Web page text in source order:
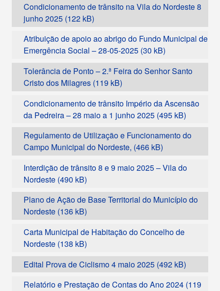
Condicionamento de trânsito na Vila do Nordeste 8
junho 2025
Atribuição de apoio ao abrigo do Fundo Municipal de
Emergência Social – 28-05-2025
Tolerância de Ponto – 2.ª Feira do Senhor Santo
Cristo dos Milagres
Condicionamento de trânsito Império da Ascensão
da Pedreira – 28 maio a 1 junho 2025
Regulamento de Utilização e Funcionamento do
Campo Municipal do Nordeste,
Interdição de trânsito 8 e 9 maio 2025 – Vila do
Nordeste
Plano de Ação de Base Territorial do Município do
Nordeste
Carta Municipal de Habitação do Concelho de
Nordeste
Edital Prova de Ciclismo 4 maio 2025
Relatório e Prestação de Contas do Ano 2024